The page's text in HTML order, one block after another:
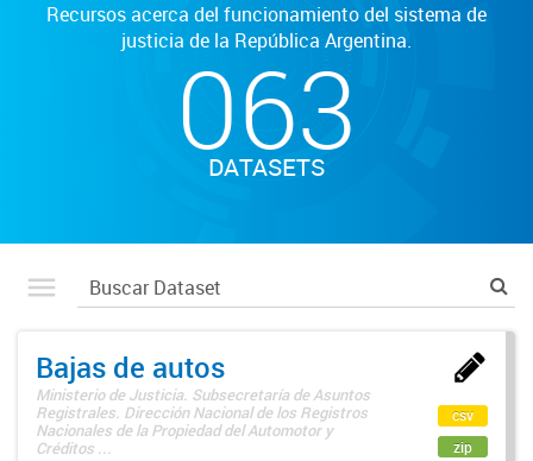
Recursos acerca del funcionamiento del sistema de
justicia de la República Argentina.
063
DATASETS
Bajas de autos
Ministerio de Justicia. Subsecretaría de Asuntos
Registrales. Dirección Nacional de los Registros
Nacionales de la Propiedad del Automotor y
Créditos ...
csv
zip